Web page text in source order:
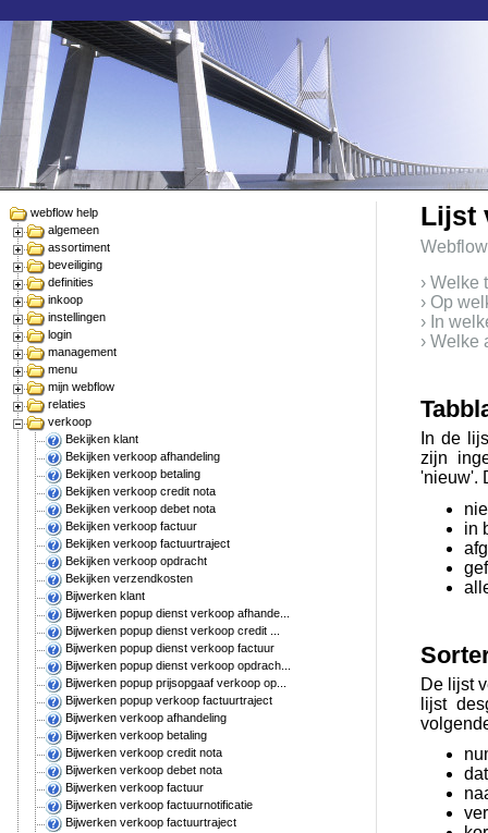
webflow help
algemeen
assortiment
beveiliging
definities
inkoop
instellingen
login
management
menu
mijn webflow
relaties
verkoop
Bekijken klant
Bekijken verkoop afhandeling
Bekijken verkoop betaling
Bekijken verkoop credit nota
Bekijken verkoop debet nota
Bekijken verkoop factuur
Bekijken verkoop factuurtraject
Bekijken verkoop opdracht
Bekijken verzendkosten
Bijwerken klant
Bijwerken popup dienst verkoop afhande...
Bijwerken popup dienst verkoop credit ...
Bijwerken popup dienst verkoop factuur
Bijwerken popup dienst verkoop opdrach...
Bijwerken popup prijsopgaaf verkoop op...
Bijwerken popup verkoop factuurtraject
Bijwerken verkoop afhandeling
Bijwerken verkoop betaling
Bijwerken verkoop credit nota
Bijwerken verkoop debet nota
Bijwerken verkoop factuur
Bijwerken verkoop factuurnotificatie
Bijwerken verkoop factuurtraject
Lijst
Webflow
› Welke
› Op
› In
› Welke
In de
zijn
'nieuw'.
in
De lijst
lijst